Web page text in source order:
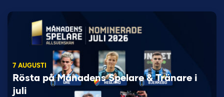
7 AUGUSTI
Rösta på Månadens Spelare & Tränare i
juli